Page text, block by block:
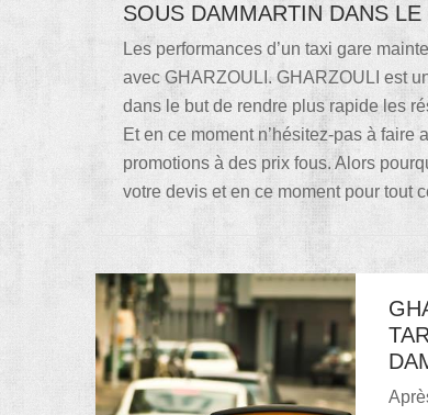
SOUS DAMMARTIN DANS LE
Les performances d’un taxi gare
avec GHARZOULI. GHARZOULI est
dans le but de rendre plus rapide les
Et en ce moment n’hésitez-pas à
promotions à des prix fous. Alors
votre devis et en ce moment pour tout